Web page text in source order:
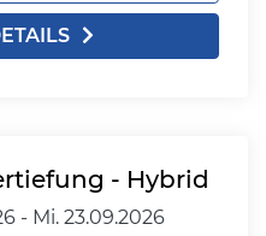
- Hybrid
- Mi. 23.09.2026